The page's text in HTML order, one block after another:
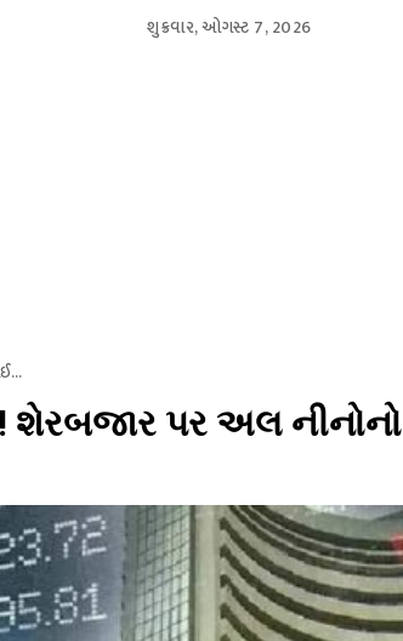
શુક્રવાર, ઓગસ્ટ 7, 2026
પર અલ નીનોનો